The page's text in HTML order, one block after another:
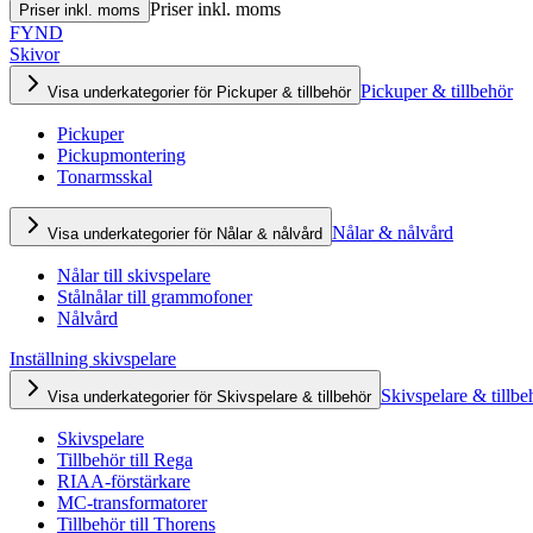
Priser inkl. moms Priser inkl. moms
FYND
Skivor
Visa underkategorier för Pickuper & tillbehör Pickuper & tillbehör
Pickuper
Pickupmontering
Tonarmsskal
Visa underkategorier för Nålar & nålvård Nålar & nålvård
Nålar till skivspelare
Stålnålar till grammofoner
Nålvård
Inställning skivspelare
Visa underkategorier för Skivspelare & tillbehör Skivspelare &
Skivspelare
Tillbehör till Rega
RIAA-förstärkare
MC-transformatorer
Tillbehör till Thorens